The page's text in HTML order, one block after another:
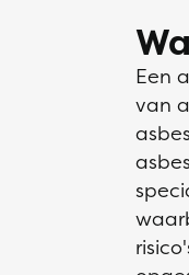
Een
van